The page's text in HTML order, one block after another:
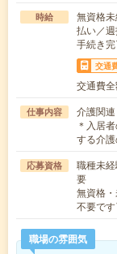
時給
無資格
払い／
手続き完
交通
交通費
仕事内容
介護関連
＊入居
する介
応募資格
職種未
要
無資格
不要で
職場の雰囲気